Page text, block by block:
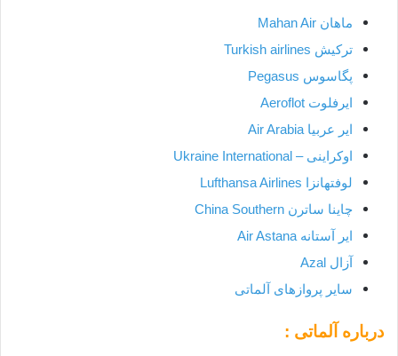
ماهان Mahan Air
ترکیش Turkish airlines
پگاسوس Pegasus
ایرفلوت Aeroflot
ایر عربیا Air Arabia
اوکراینی – Ukraine International
لوفتهانزا Lufthansa Airlines
چاینا ساترن China Southern
ایر آستانه Air Astana
آزال Azal
سایر پروازهای آلماتی
درباره آلماتی :